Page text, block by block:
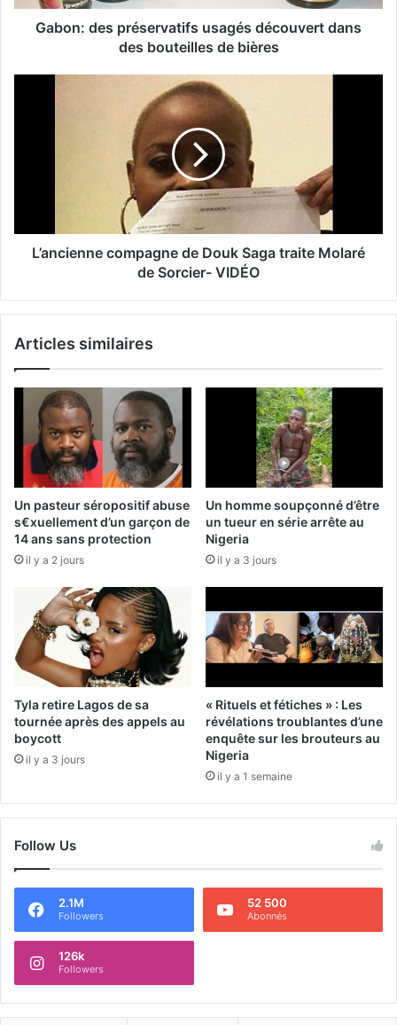
Gabon: des préservatifs usagés découvert dans
des bouteilles de bières
L’ancienne compagne de Douk Saga traite Molaré
de Sorcier- VIDÉO
Articles similaires
Un pasteur séropositif abuse
s€xuellement d’un garçon de
14 ans sans protection
il y a 2 jours
Un homme soupçonné d’être
un tueur en série arrête au
Nigeria
il y a 3 jours
Tyla retire Lagos de sa
tournée après des appels au
boycott
il y a 3 jours
« Rituels et fétiches » : Les
révélations troublantes d’une
enquête sur les brouteurs au
Nigeria
il y a 1 semaine
Follow Us
2.1M
Followers
52 500
Abonnés
126k
Followers